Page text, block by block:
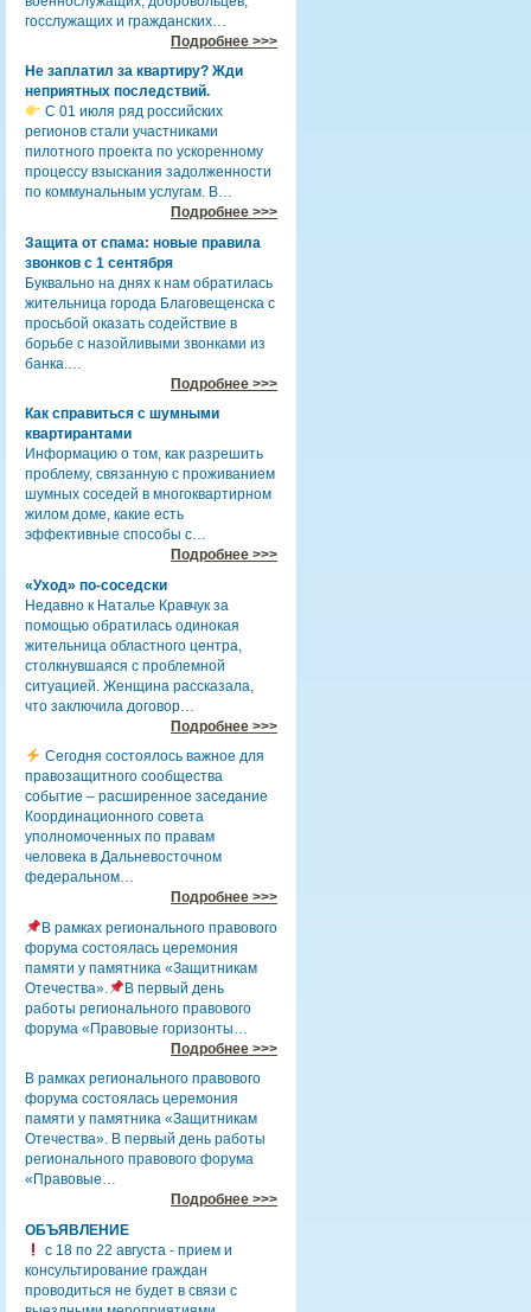
госслужащих и гражданских…
Подробнее >>>
Не заплатил за квартиру? Жди
неприятных последствий.
С 01 июля ряд российских
регионов стали участниками
пилотного проекта по ускоренному
процессу взыскания задолженности
по коммунальным услугам. В…
Подробнее >>>
Защита от спама: новые правила
звонков с 1 сентября
Буквально на днях к нам обратилась
жительница города Благовещенска с
просьбой оказать содействие в
борьбе с назойливыми звонками из
банка.…
Подробнее >>>
Как справиться с шумными
квартирантами
Информацию о том, как разрешить
проблему, связанную с проживанием
шумных соседей в многоквартирном
жилом доме, какие есть
эффективные способы с…
Подробнее >>>
«Уход» по-соседски
Недавно к Наталье Кравчук за
помощью обратилась одинокая
жительница областного центра,
столкнувшаяся с проблемной
ситуацией. Женщина рассказала,
что заключила договор…
Подробнее >>>
Сегодня состоялось важное для
правозащитного сообщества
событие – расширенное заседание
Координационного совета
уполномоченных по правам
человека в Дальневосточном
федеральном…
Подробнее >>>
В рамках регионального правового
форума состоялась церемония
памяти у памятника «Защитникам
Отечества».
В первый день
работы регионального правового
форума «Правовые горизонты…
Подробнее >>>
В рамках регионального правового
форума состоялась церемония
памяти у памятника «Защитникам
Отечества». В первый день работы
регионального правового форума
«Правовые…
Подробнее >>>
ОБЪЯВЛЕНИЕ
с 18 по 22 августа - прием и
консультирование граждан
проводиться не будет в связи с